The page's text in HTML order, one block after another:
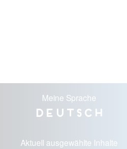
Meine Sprache
Deutsch
Aktuell ausgewählte Inhalte